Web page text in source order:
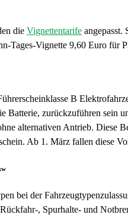
die Vignettentarife
Tages-Vignette 9,60 Euro für
B
Batterie, zurückzuführen sein
alternativen Antrieb.
Ab 1. März fallen diese
bei der
, Spurhalte- und